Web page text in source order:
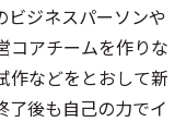
ビジネスパーソンや
コアチームを作りな
作などをとおして新
了後も自己の力でイ